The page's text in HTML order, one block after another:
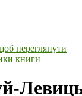
переглянути
книги